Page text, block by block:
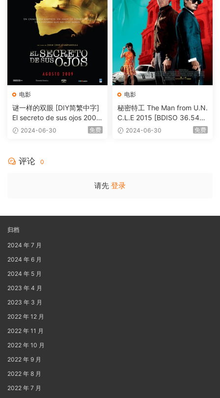
电影
谜一样的双眼 [DIY简繁中字]
El secreto de sus ojos 2009
1080p Blu-ray AVC DTS-HD
2024-06-30 免费
电影
秘密特工 The Man from U.N.
C.L.E 2015 [BDISO 36.54G
B] 2024-06-30 免费
评论 0
请先 登录
归档
2024 年 7 月
2024 年 6 月
2024 年 5 月
2023 年 4 月
2023 年 3 月
2022 年 12 月
2022 年 11 月
2022 年 10 月
2022 年 9 月
2022 年 8 月
2022 年 7 月